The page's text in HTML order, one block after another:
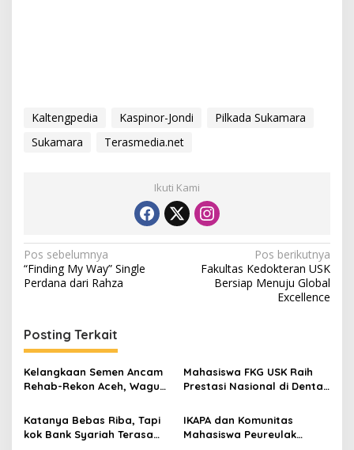
Kaltengpedia Kaspinor-Jondi
Pilkada Sukamara
Sukamara
Terasmedia.net
Ikuti Kami
N
a
i
g
a
s
i
p
Pos sebelumnya
“Finding My Way” Single
Perdana dari Rahza
Pos berikutnya
Fakultas Kedokteran USK
Bersiap Menuju Global
Excellence
Posting Terkait
Kelangkaan Semen Ancam
Rehab-Rekon Aceh, Wagub
Mahasiswa FKG USK Raih
Prestasi Nasional di Dental
Katanya Bebas Riba, Tapi
kok Bank Syariah Terasa
IKAPA dan Komunitas
Mahasiswa Peureulak